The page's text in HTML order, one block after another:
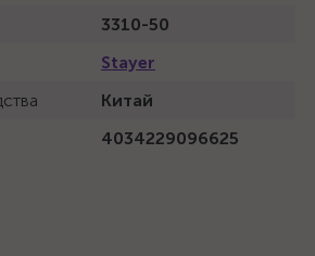
3310-50
Stayer
Китай
4034229096625